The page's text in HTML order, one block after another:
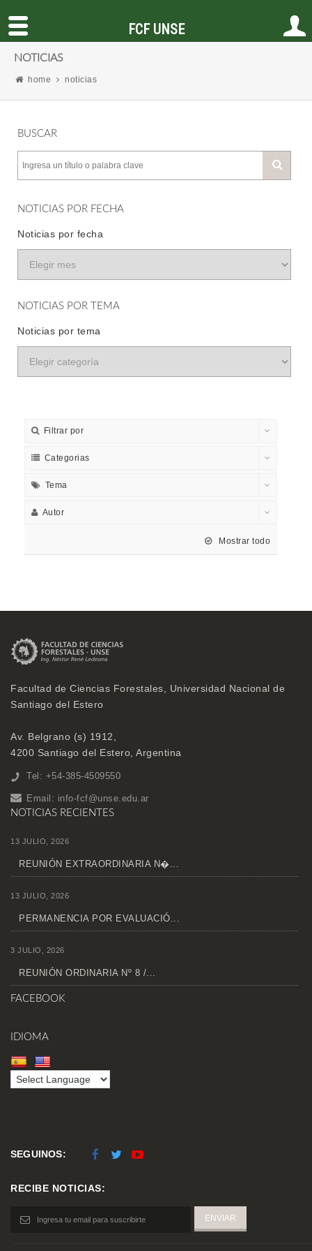
NOTICIAS
home noticias
BUSCAR
NOTICIAS POR FECHA
Noticias por fecha
NOTICIAS POR TEMA
Noticias por tema
Filtrar por
Categorias
Tema
Autor
Mostrar todo
Facultad de Ciencias Forestales, Universidad Nacional de
Santiago del Estero
Av. Belgrano (s) 1912,
4200 Santiago del Estero, Argentina
Tel: +54-385-4509550
Email: info-fcf@unse.edu.ar
NOTICIAS RECIENTES
13 JULIO, 2026
REUNIÓN EXTRAORDINARIA N�...
13 JULIO, 2026
PERMANENCIA POR EVALUACIÓ...
3 JULIO, 2026
REUNIÓN ORDINARIA Nº 8 /...
FACEBOOK
IDIOMA
SEGUINOS:
RECIBE NOTICIAS:
FCF UNSE